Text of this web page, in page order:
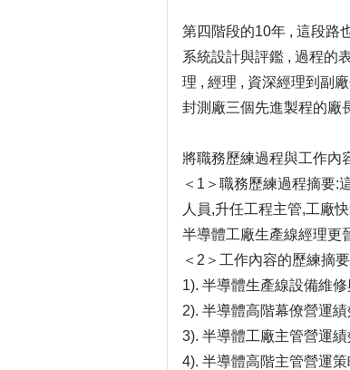
第四階段的10年 , 這段路
系統設計與評鑑 , 過程的
理 , 經理 , 資深經理到副
封測廠三個先進製程的廠
將職務歷練過程與工作內
＜1＞職務歷練過程摘要:
人員,升任工程主管,工廠
半導體工廠生產線經理更
＜2＞工作內容的歷練摘
1). 半導體生產線設備維
2). 半導體高階幕僚營運
3). 半導體工廠主管營運
4). 半導體高階主管營運策